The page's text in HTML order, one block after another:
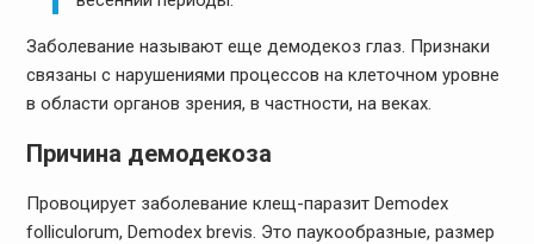
Заболевание называют еще демодекоз глаз. Признаки
связаны с нарушениями процессов на клеточном уровне
в области органов зрения, в частности, на веках.
Причина демодекоза
Провоцирует заболевание клещ-паразит Demodex
folliculorum, Demodex brevis. Это паукообразные, размер